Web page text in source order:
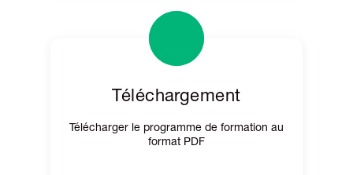
Téléchargement
Télécharger le programme de formation au
format PDF